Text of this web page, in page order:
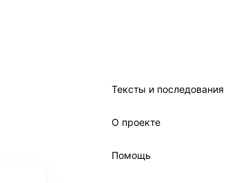
Тексты и последования
О проекте
Помощь